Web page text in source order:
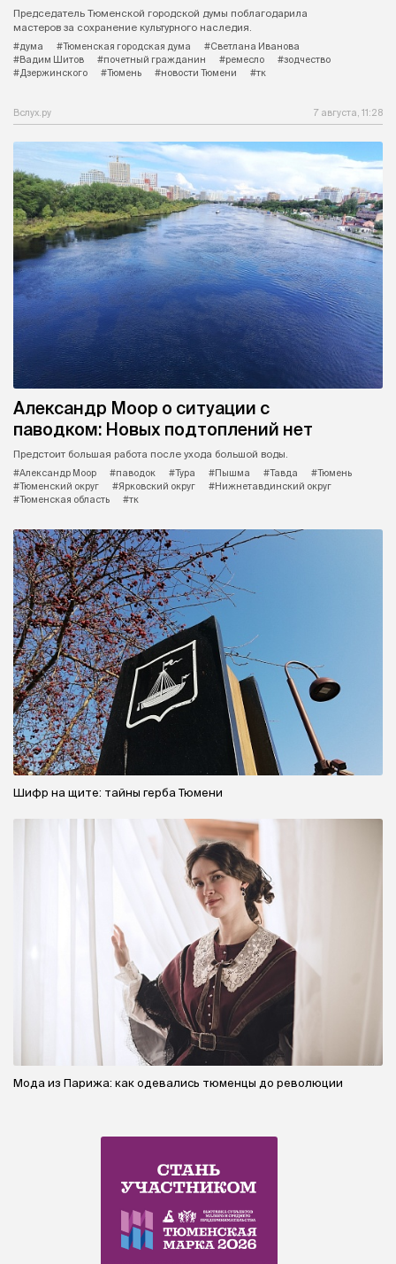
Председатель Тюменской городской думы поблагодарила
мастеров за сохранение культурного наследия.
#дума
#Тюменская городская дума
#Светлана Иванова
#Вадим Шитов
#почетный гражданин #ремесло
#зодчество
#Дзержинского
#Тюмень #новости Тюмени #тк
Вслух.ру 7 августа, 11:28
Александр Моор о ситуации с
паводком: Новых подтоплений нет
Предстоит большая работа после ухода большой воды.
#Александр Моор
#паводок #Тура #Пышма #Тавда
#Тюмень
#Тюменский округ
#Ярковский округ
#Нижнетавдинский округ
#Тюменская область
#тк
Шифр на щите: тайны герба Тюмени
Мода из Парижа: как одевались тюменцы до революции